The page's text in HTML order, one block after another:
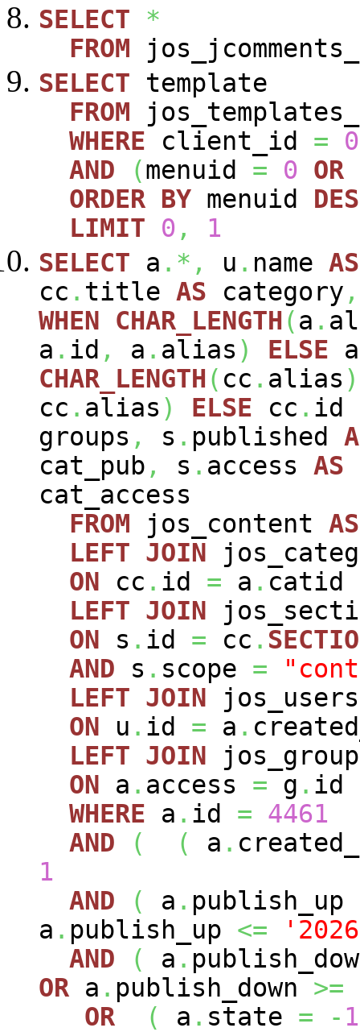
SELECT
*
FROM
SELECT template
FROM
WHERE client_id =
0
AND
(menuid = 0 OR
ORDER BY menuid
LIMIT
0 ,
1
SELECT a .*, u . name AS
cc . title AS category ,
WHEN
CHAR_LENGTH(a .
a . id , a . alias ) ELSE a
CHAR_LENGTH( cc . alias )
cc . alias ) ELSE cc . id
groups , s . published
cat_pub , s . access AS
cat_access
FROM jos_content AS
LEFT JOIN
ON cc . id = a . catid
LEFT JOIN
ON s . id = cc .
AND s . scope =
LEFT JOIN
ON u . id = a .
LEFT JOIN
ON a . access = g . id
WHERE a . id = 4461
AND
( ( a .
1
AND
( a . publish_up
a . publish_up <=
AND
( a .
OR a . publish_down >=
OR
( a . state = - 1